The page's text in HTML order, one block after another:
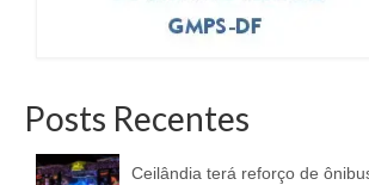
Posts Recentes
Ceilândia terá reforço de